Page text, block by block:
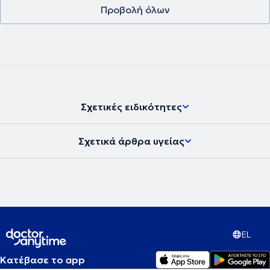
Προβολή όλων
Σχετικές ειδικότητες
Σχετικά άρθρα υγείας
EL
Κατέβασε το app